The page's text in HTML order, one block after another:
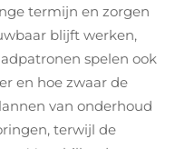
termijn en zorgen
blijft werken,
spelen ook
en hoe zwaar de
van onderhoud
terwijl de